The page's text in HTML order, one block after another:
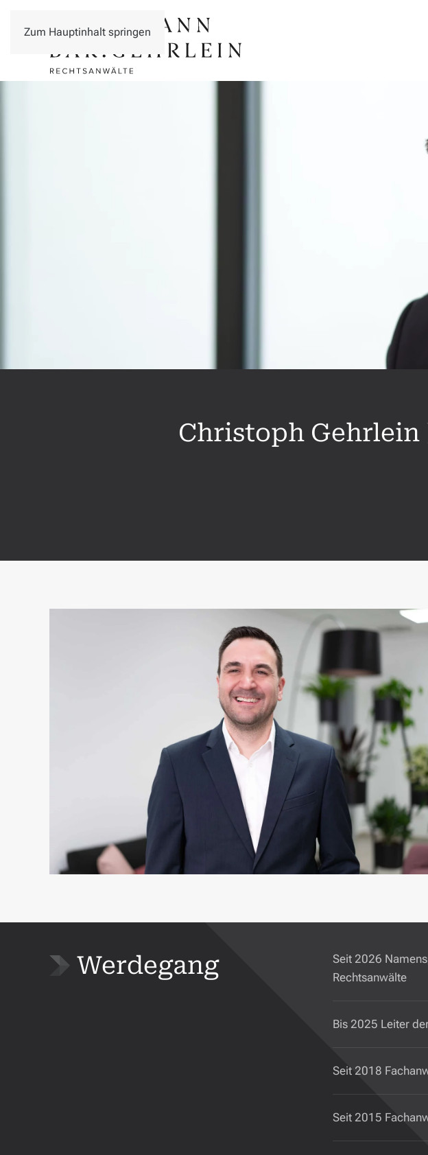
Zum Hauptinhalt springen
Christoph Gehrlein
Werdegang
Seit 2026
Rechtsanwälte
Bis 2025 Leiter
Seit 2018
Seit 2015